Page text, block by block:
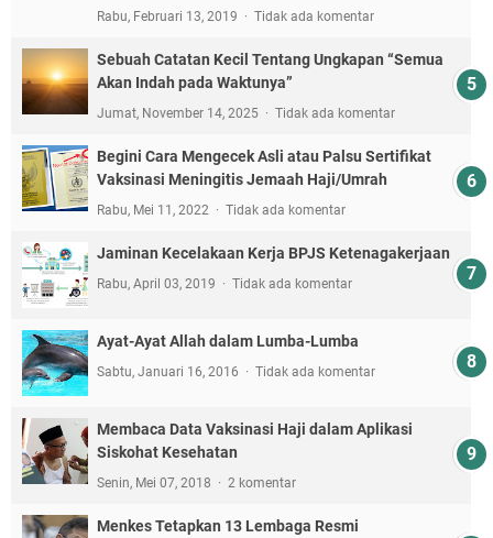
Rabu, Februari 13, 2019 Tidak ada komentar
Sebuah Catatan Kecil Tentang Ungkapan “Semua
Akan Indah pada Waktunya”
Jumat, November 14, 2025 Tidak ada komentar
Begini Cara Mengecek Asli atau Palsu Sertifikat
Vaksinasi Meningitis Jemaah Haji/Umrah
Rabu, Mei 11, 2022 Tidak ada komentar
Jaminan Kecelakaan Kerja BPJS Ketenagakerjaan
Rabu, April 03, 2019 Tidak ada komentar
Ayat-Ayat Allah dalam Lumba-Lumba
Sabtu, Januari 16, 2016 Tidak ada komentar
Membaca Data Vaksinasi Haji dalam Aplikasi
Siskohat Kesehatan
Senin, Mei 07, 2018 2 komentar
Menkes Tetapkan 13 Lembaga Resmi